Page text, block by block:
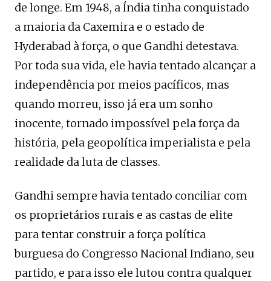
de longe. Em 1948, a Índia tinha conquistado
a maioria da Caxemira e o estado de
Hyderabad à força, o que Gandhi detestava.
Por toda sua vida, ele havia tentado alcançar a
independência por meios pacíficos, mas
quando morreu, isso já era um sonho
inocente, tornado impossível pela força da
história, pela geopolítica imperialista e pela
realidade da luta de classes.
Gandhi sempre havia tentado conciliar com
os proprietários rurais e as castas de elite
para tentar construir a força política
burguesa do Congresso Nacional Indiano, seu
partido, e para isso ele lutou contra qualquer